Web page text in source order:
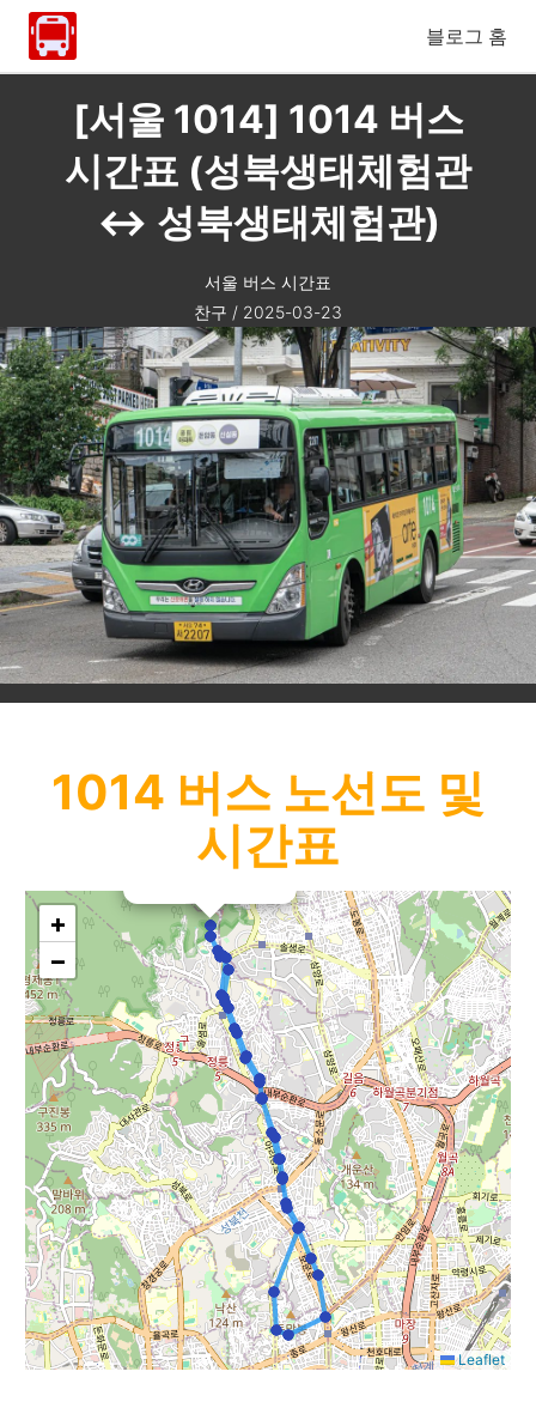
블로그 홈
[서울 1014] 1014 버스
시간표 (성북생태체험관
↔ 성북생태체험관)
서울 버스 시간표
찬구 / 2025-03-23
1014 버스 노선도 및
시간표
성북생태체험관
×
+
−
Leaflet